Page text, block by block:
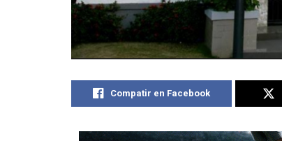
Compatir en Facebook